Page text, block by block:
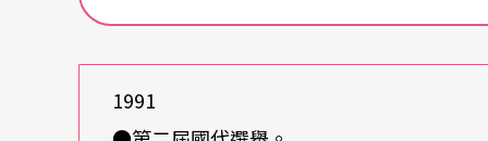
可尋的脈絡，或者是其中現象與現象之間都
謂的事實或現象，必須是符合他認知系統的事
1991